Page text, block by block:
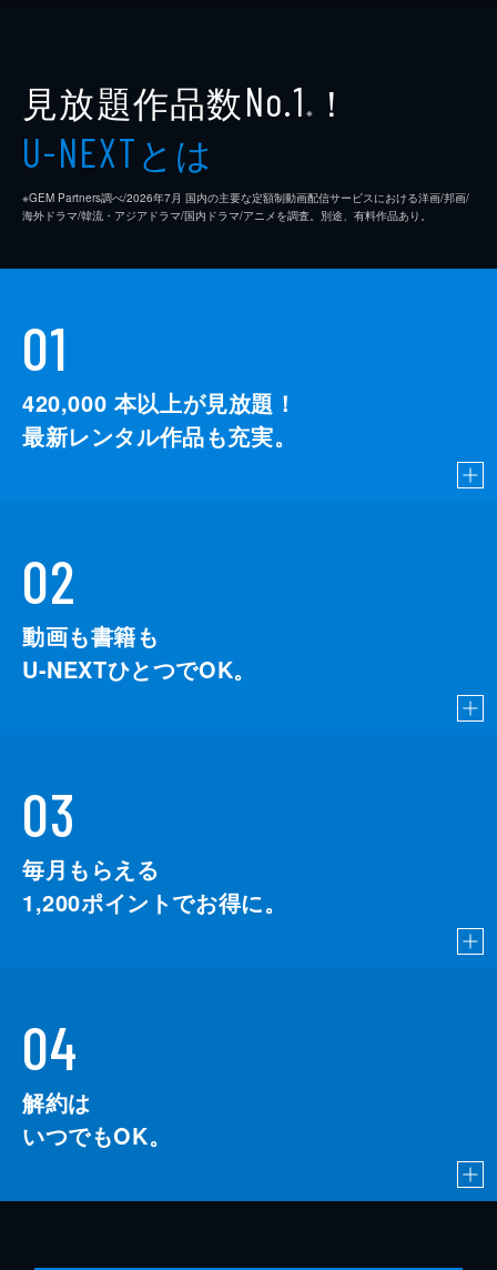
見放題作品数No.1 ※ ！
U-NEXTとは
※GEM Partners調べ/2026年7⽉ 国内の主要な定額制動画配信サービスにおける洋画/邦画/
海外ドラマ/韓流・アジアドラマ/国内ドラマ/アニメを調査。別途、有料作品あり。
01
420,000 本以上が見放題！
最新レンタル作品も充実。
02
動画も書籍も
U-NEXTひとつでOK。
03
毎月もらえる
1,200ポイントでお得に。
04
解約は
いつでもOK。